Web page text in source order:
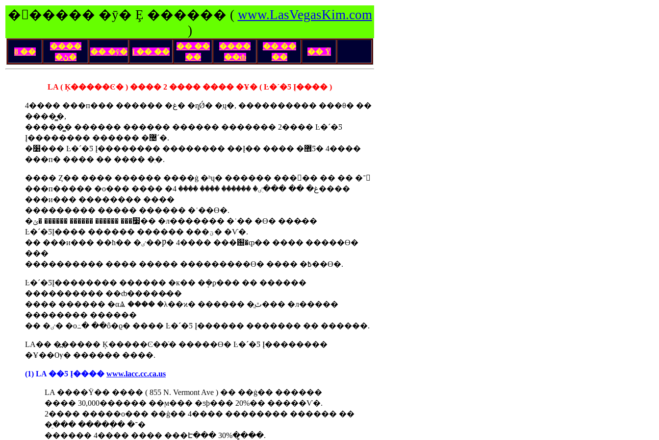
�󽺺����� �ȳ� Ȩ ������ ( www.LasVegasKim.com
)
ȣ ��
����
�ڽ�
�� �ȳ� ī �� ��
�� ��
��
����
��ȸ
�� ��
��
�� Ÿ
LA ( Ķ�����Ͼ� ) ���� 2 ���� ���� �Ұ� ( Ŀ�´�Ƽ Į���� )
4���� ���п��� ������ �غ� �ȵǾ� �ְų�, ���������� ���θ� ��
����̳�,
�����̳� ������ ������ ������ ������� 2���� Ŀ�´�Ƽ
Į�������� ������ �޴´�.
�׸��� Ŀ�´�Ƽ Į�������� �������� ��Į�� ���� �޾Ƽ� 4����
���п� ���� �� ���� �ִ�.
���� Ȥ�� ���� ������ ����ġ �ʰų� ������ ����� �� �� �־
���п����� �о��� ���� �غ� �� ���ִٸ� ������ ���� ���� 4����
���и��� �������� ����
��������� ����� ������ �ʿ��ϴ�.
�׷��� ������ ������ ������ �ݵ�� �л������� �ʿ�� �ϴ� ���̶��
Ŀ�´�ƼĮ���� ������ ������ ���ؾ� �Ѵ�.
�� ���и��� ��ħ�� �ٸ��Ƿ� 4���� ���԰�ȹ�� ���� �����ϴ�
���
���������� ���� ����� ���������ϴ� ���� �߿��ϴ�.
Ŀ�´�ƼĮ�������� ������ �к�� �ܱ�ϼ��� �� ������
���������� ��ȸ�����̶��
���� ������ �αⰡ ���� �λ��ϰ� ������ �ֱٿ��� �л�����
�������� ������
�� �ٸ� �о߸� ��ô�ϱ� ���� Ŀ�´�Ƽ Į������ ������� �ִ� �����̴�.
LA�� �߽����� Ķ�����Ͼ��ֿ� �����ϴ� Ŀ�´�Ƽ Į��������
�Ұ��Ѹ� ������ ����.
(1) LA ��Ƽ Į���� www.lacc.cc.ca.us
LA ����Ÿ�� ���� ( 855 N. Vermont Ave ) �� ��ġ�� ������
���� 30,000������ ��ϻ��� �ƽþ��� 20%�� �����Ѵ�.
2���� �����о��� ��ģ�� 4���� �������� ������ ��
�ֵ��� �����ְ� �־�
������ 4���� ���� ���Է��� 30%�̻��̴�.